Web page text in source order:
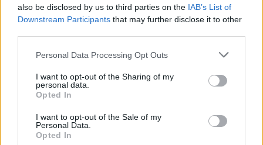
also be disclosed by us to third parties on the IAB’s List of
Downstream Participants that may further disclose it to other
Please note that this website/app uses one or more Google
not limited to your visit or usage behaviour. You may click to
grant or deny consent to Google and its third-party tags to
use your data for below specified purposes in below Google
consent section.
Personal Data Processing Opt Outs
I want to opt-out of the Sharing of my
personal data.
Opted In
I want to opt-out of the Sale of my
Personal Data.
Opted In
magunkat.”
hétvégére, ami egyelőre nem úgy tűnik, hogy
segít ledolgozni a lemaradásukat:
„Aerodinamikailag jól néz ki. Már múlt héten
szerettük volna kipróbálni, de még gyártásban
volt. Szerencsére jó munkával sikeresen eljuttatták